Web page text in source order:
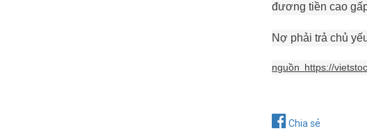
đương tiền cao
Nợ phải trả chủ
nguồn https://
Chia sẻ